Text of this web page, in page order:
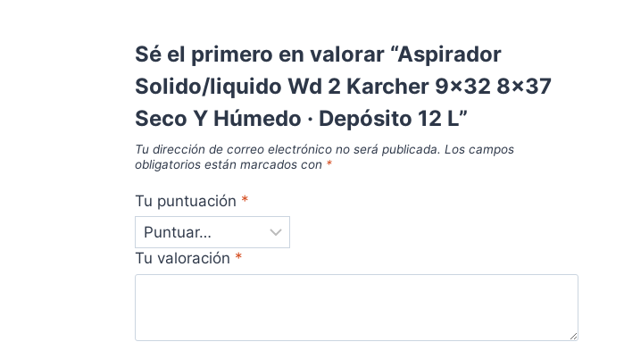
Sé el primero en valorar “Aspirador
Solido/liquido Wd 2 Karcher 9x32 8x37
Seco Y Húmedo · Depósito 12 L”
Tu dirección de correo electrónico no será publicada. Los campos
obligatorios están marcados con *
Tu puntuación *
Tu valoración *